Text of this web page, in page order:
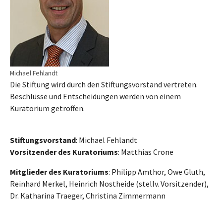
Michael Fehlandt
Die Stiftung wird durch den Stiftungsvorstand vertreten.
Beschlüsse und Entscheidungen werden von einem
Kuratorium getroffen.
Stiftungsvorstand: Michael Fehlandt
Vorsitzender des Kuratoriums: Matthias Crone
Mitglieder des Kuratoriums: Philipp Amthor, Owe Gluth,
Reinhard Merkel, Heinrich Nostheide (stellv. Vorsitzender),
Dr. Katharina Traeger, Christina Zimmermann